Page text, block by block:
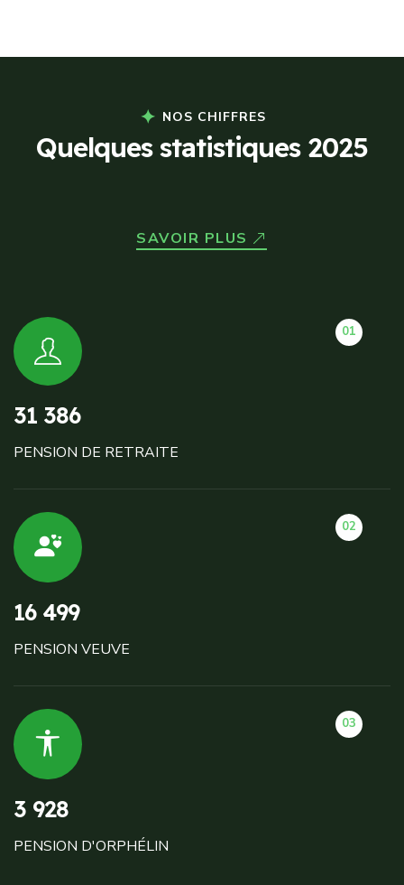
NOS CHIFFRES
Quelques statistiques 2025
SAVOIR PLUS
01
31 386
PENSION DE RETRAITE
02
16 499
PENSION VEUVE
03
3 928
PENSION D'ORPHÉLIN